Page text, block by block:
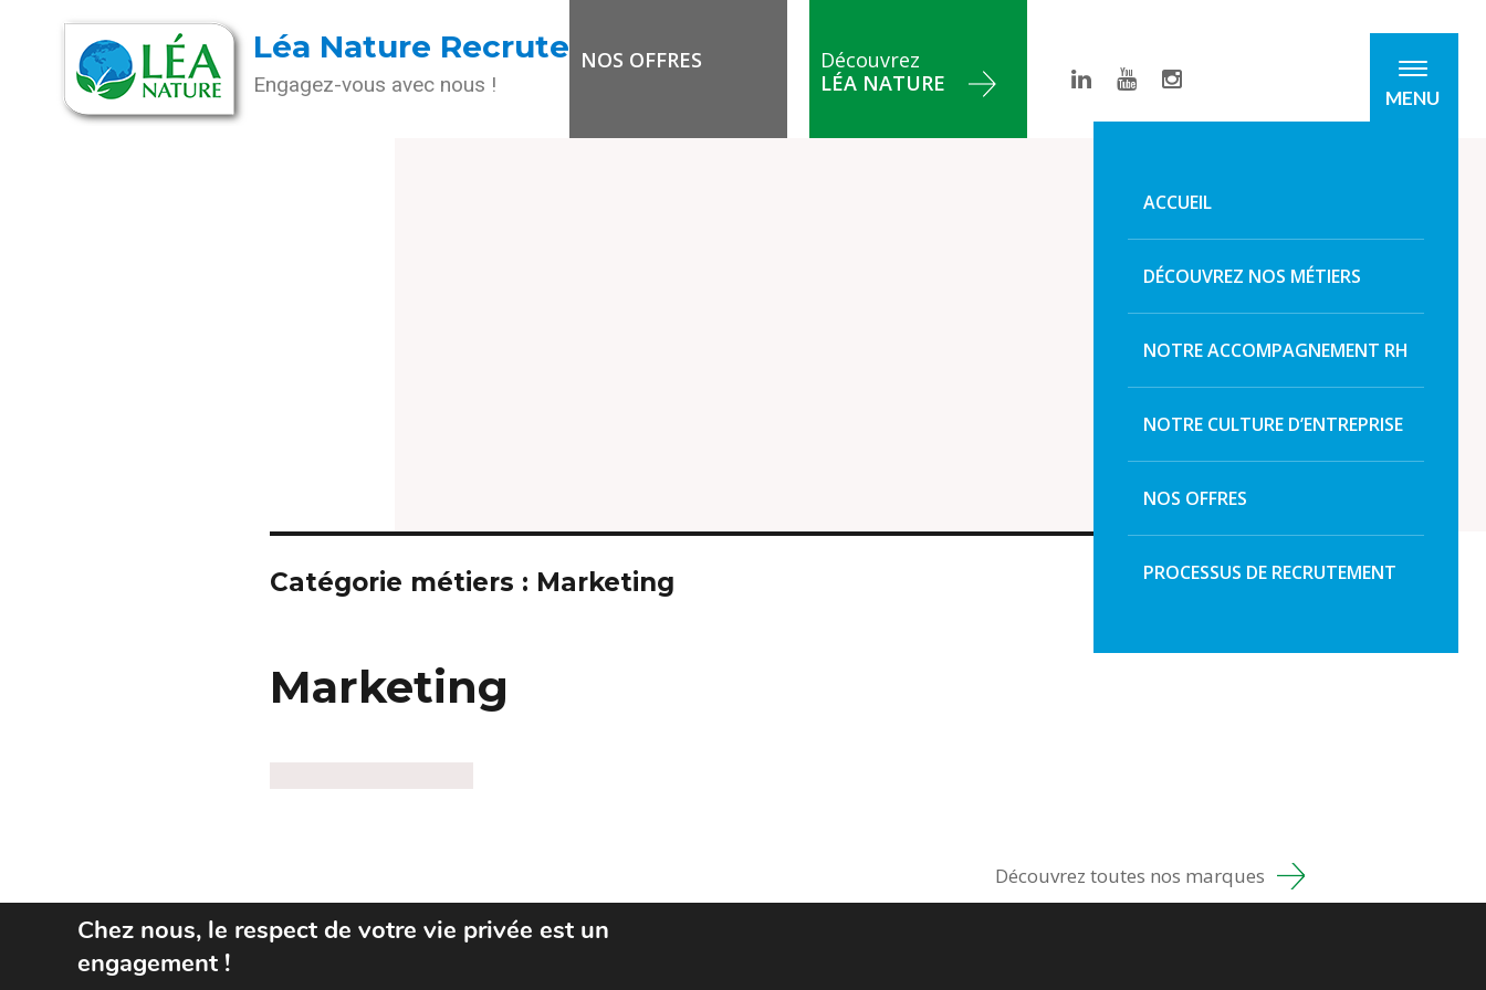
Léa Nature Recrute
Engagez-vous avec nous !
NOS OFFRES
Découvrez
LÉA NATURE
MENU
ACCUEIL
DÉCOUVREZ NOS MÉTIERS
NOTRE ACCOMPAGNEMENT RH
NOTRE CULTURE D’ENTREPRISE
NOS OFFRES
PROCESSUS DE RECRUTEMENT
Catégorie métiers : Marketing
Marketing
Découvrez toutes nos marques
Chez nous, le respect de votre vie privée est un
engagement !